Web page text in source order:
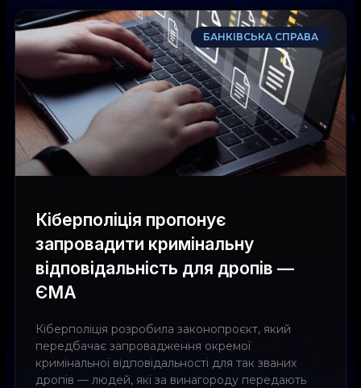
БАНКІВСЬКА СПРАВА
Кіберполіція пропонує
запровадити кримінальну
відповідальність для дропів —
ЄМА
Кіберполіція розробила законопроєкт, який
передбачає запровадження окремої
кримінальної відповідальності для так званих
дропів — людей, які за винагороду передають